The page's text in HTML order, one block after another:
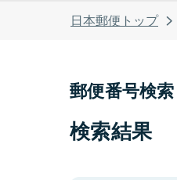
日本郵便トップ
郵便番号検索
検索結果